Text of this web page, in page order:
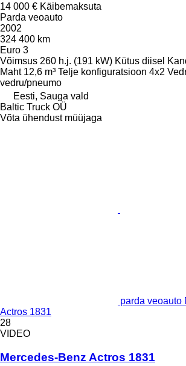
14 000 € Käibemaksuta
Parda veoauto
2002
324 400 km
Euro 3
Võimsus 260 h.j. (191 kW) Kütus diisel
Maht 12,6 m³ Telje konfiguratsioon 4x2
vedru/pneumo
Eesti, Sauga vald
Baltic Truck OÜ
Võta ühendust müüjaga
parda veoauto
Actros 1831
28
VIDEO
Mercedes-Benz Actros 1831